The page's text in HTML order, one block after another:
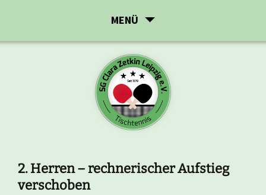
MENÜ
2. Herren – rechnerischer Aufstieg
verschoben